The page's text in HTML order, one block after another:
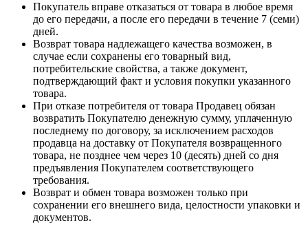
Покупатель вправе отказаться от товара в любое время
до его передачи, а после его передачи в течение 7 (семи)
дней.
Возврат товара надлежащего качества возможен, в
случае если сохранены его товарный вид,
потребительские свойства, а также документ,
подтверждающий факт и условия покупки указанного
товара.
При отказе потребителя от товара Продавец обязан
возвратить Покупателю денежную сумму, уплаченную
последнему по договору, за исключением расходов
продавца на доставку от Покупателя возвращенного
товара, не позднее чем через 10 (десять) дней со дня
предъявления Покупателем соответствующего
требования.
Возврат и обмен товара возможен только при
сохранении его внешнего вида, целостности упаковки и
документов.